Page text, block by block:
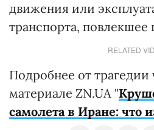
движения или
транспорта, повлекшее
RELATED
Подробнее от трагедии
материале ZN.UA "
самолета в Иране: что